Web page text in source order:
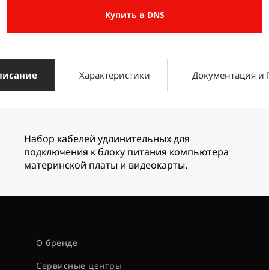
Купить в DNS
Характеристики Документация и
Набор кабелей удлинительных для
подключения к блоку питания компьютера
материнской платы и видеокарты.
О бренде
Сервисные центры